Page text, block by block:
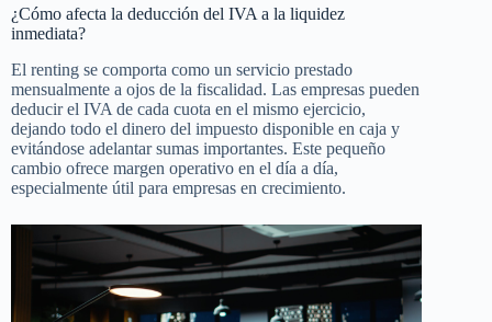
¿Cómo afecta la deducción del IVA a la liquidez
inmediata?
El renting se comporta como un servicio prestado
mensualmente a ojos de la fiscalidad. Las empresas pueden
deducir el IVA de cada cuota en el mismo ejercicio,
dejando todo el dinero del impuesto disponible en caja y
evitándose adelantar sumas importantes. Este pequeño
cambio ofrece margen operativo en el día a día,
especialmente útil para empresas en crecimiento.